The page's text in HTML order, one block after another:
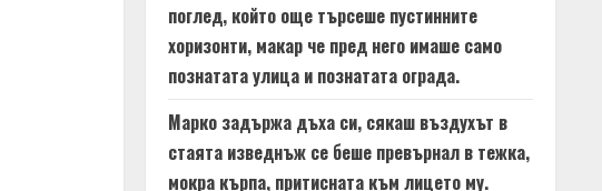
поглед, който още търсеше пустинните
хоризонти, макар че пред него имаше само
познатата улица и познатата ограда.
Марко задържа дъха си, сякаш въздухът в
стаята изведнъж се беше превърнал в тежка,
мокра кърпа, притисната към лицето му.